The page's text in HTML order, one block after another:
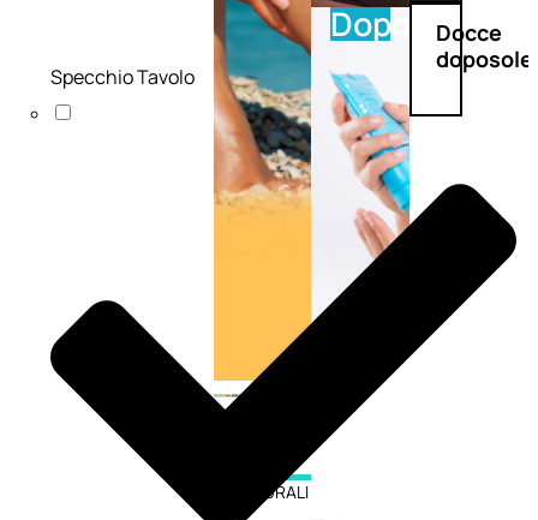
Doposole
Docce
doposole
NATURALI
Specchio Tavolo